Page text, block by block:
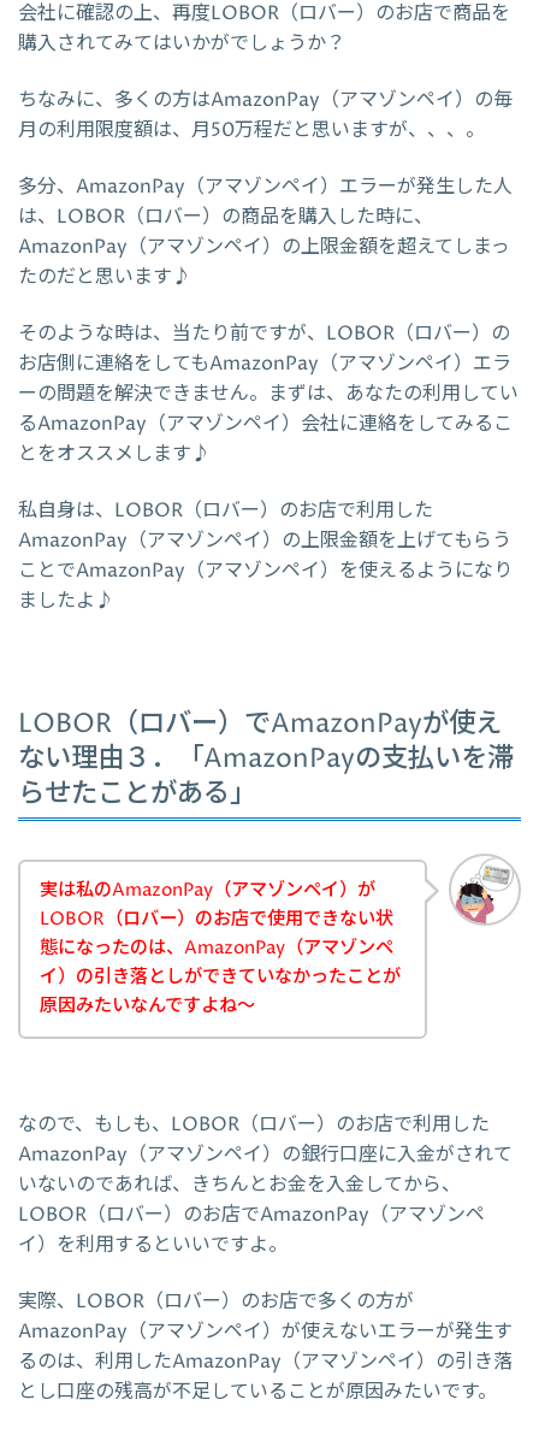
会社に確認の上、再度LOBOR（ロバー）のお店で商品を
購入されてみてはいかがでしょうか？
ちなみに、多くの方はAmazonPay（アマゾンペイ）の毎
月の利用限度額は、月50万程だと思いますが、、、。
多分、AmazonPay（アマゾンペイ）エラーが発生した人
は、LOBOR（ロバー）の商品を購入した時に、
AmazonPay（アマゾンペイ）の上限金額を超えてしまっ
たのだと思います♪
そのような時は、当たり前ですが、LOBOR（ロバー）の
お店側に連絡をしてもAmazonPay（アマゾンペイ）エラ
ーの問題を解決できません。まずは、あなたの利用してい
るAmazonPay（アマゾンペイ）会社に連絡をしてみるこ
とをオススメします♪
私自身は、LOBOR（ロバー）のお店で利用した
AmazonPay（アマゾンペイ）の上限金額を上げてもらう
ことでAmazonPay（アマゾンペイ）を使えるようになり
ましたよ♪
LOBOR（ロバー）でAmazonPayが使え
ない理由３．「AmazonPayの支払いを滞
らせたことがある」
実は私のAmazonPay（アマゾンペイ）が
LOBOR（ロバー）のお店で使用できない状
態になったのは、AmazonPay（アマゾンペ
イ）の引き落としができていなかったことが
原因みたいなんですよね～
なので、もしも、LOBOR（ロバー）のお店で利用した
AmazonPay（アマゾンペイ）の銀行口座に入金がされて
いないのであれば、きちんとお金を入金してから、
LOBOR（ロバー）のお店でAmazonPay（アマゾンペ
イ）を利用するといいですよ。
実際、LOBOR（ロバー）のお店で多くの方が
AmazonPay（アマゾンペイ）が使えないエラーが発生す
るのは、利用したAmazonPay（アマゾンペイ）の引き落
とし口座の残高が不足していることが原因みたいです。